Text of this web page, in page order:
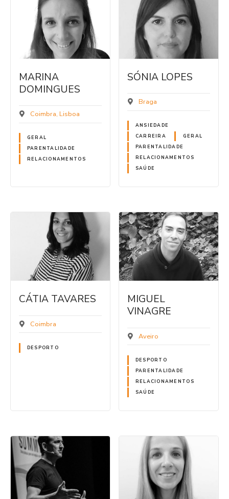
MARINA
DOMINGUES
Coimbra Lisboa
GERAL
PARENTALIDADE
RELACIONAMENTOS
SÓNIA LOPES
Braga
ANSIEDADE
CARREIRA
GERAL
PARENTALIDADE
RELACIONAMENTOS
SAÚDE
CÁTIA TAVARES
Coimbra
DESPORTO
MIGUEL
VINAGRE
Aveiro
DESPORTO
PARENTALIDADE
RELACIONAMENTOS
SAÚDE